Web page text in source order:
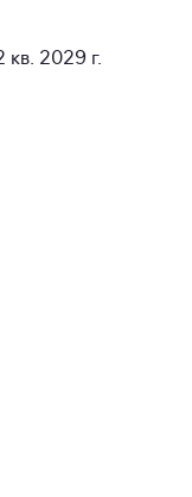
кв. 2029 г.